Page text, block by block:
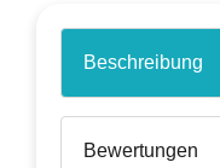
Beschreibung
Bewertungen